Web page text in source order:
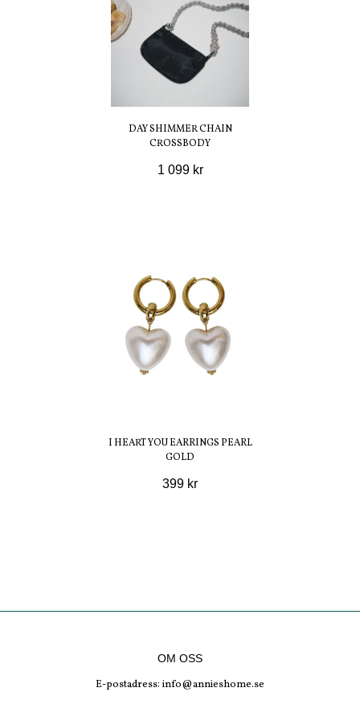
DAY SHIMMER CHAIN
CROSSBODY
1 099 kr
I HEART YOU EARRINGS PEARL
GOLD
399 kr
OM OSS
E-postadress: info@annieshome.se